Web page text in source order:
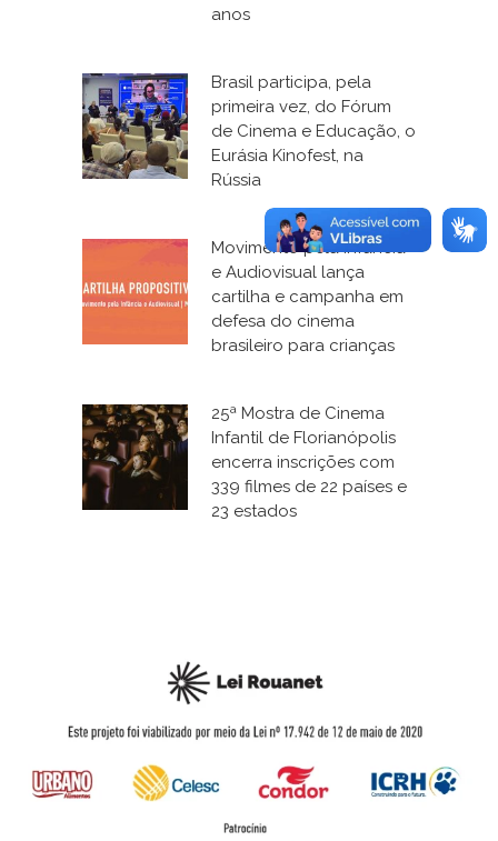
anos
Brasil participa, pela
primeira vez, do Fórum
de Cinema e Educação, o
Eurásia Kinofest, na
Rússia
Movimento pela Infância
e Audiovisual lança
cartilha e campanha em
defesa do cinema
brasileiro para crianças
25ª Mostra de Cinema
Infantil de Florianópolis
encerra inscrições com
339 filmes de 22 países e
23 estados